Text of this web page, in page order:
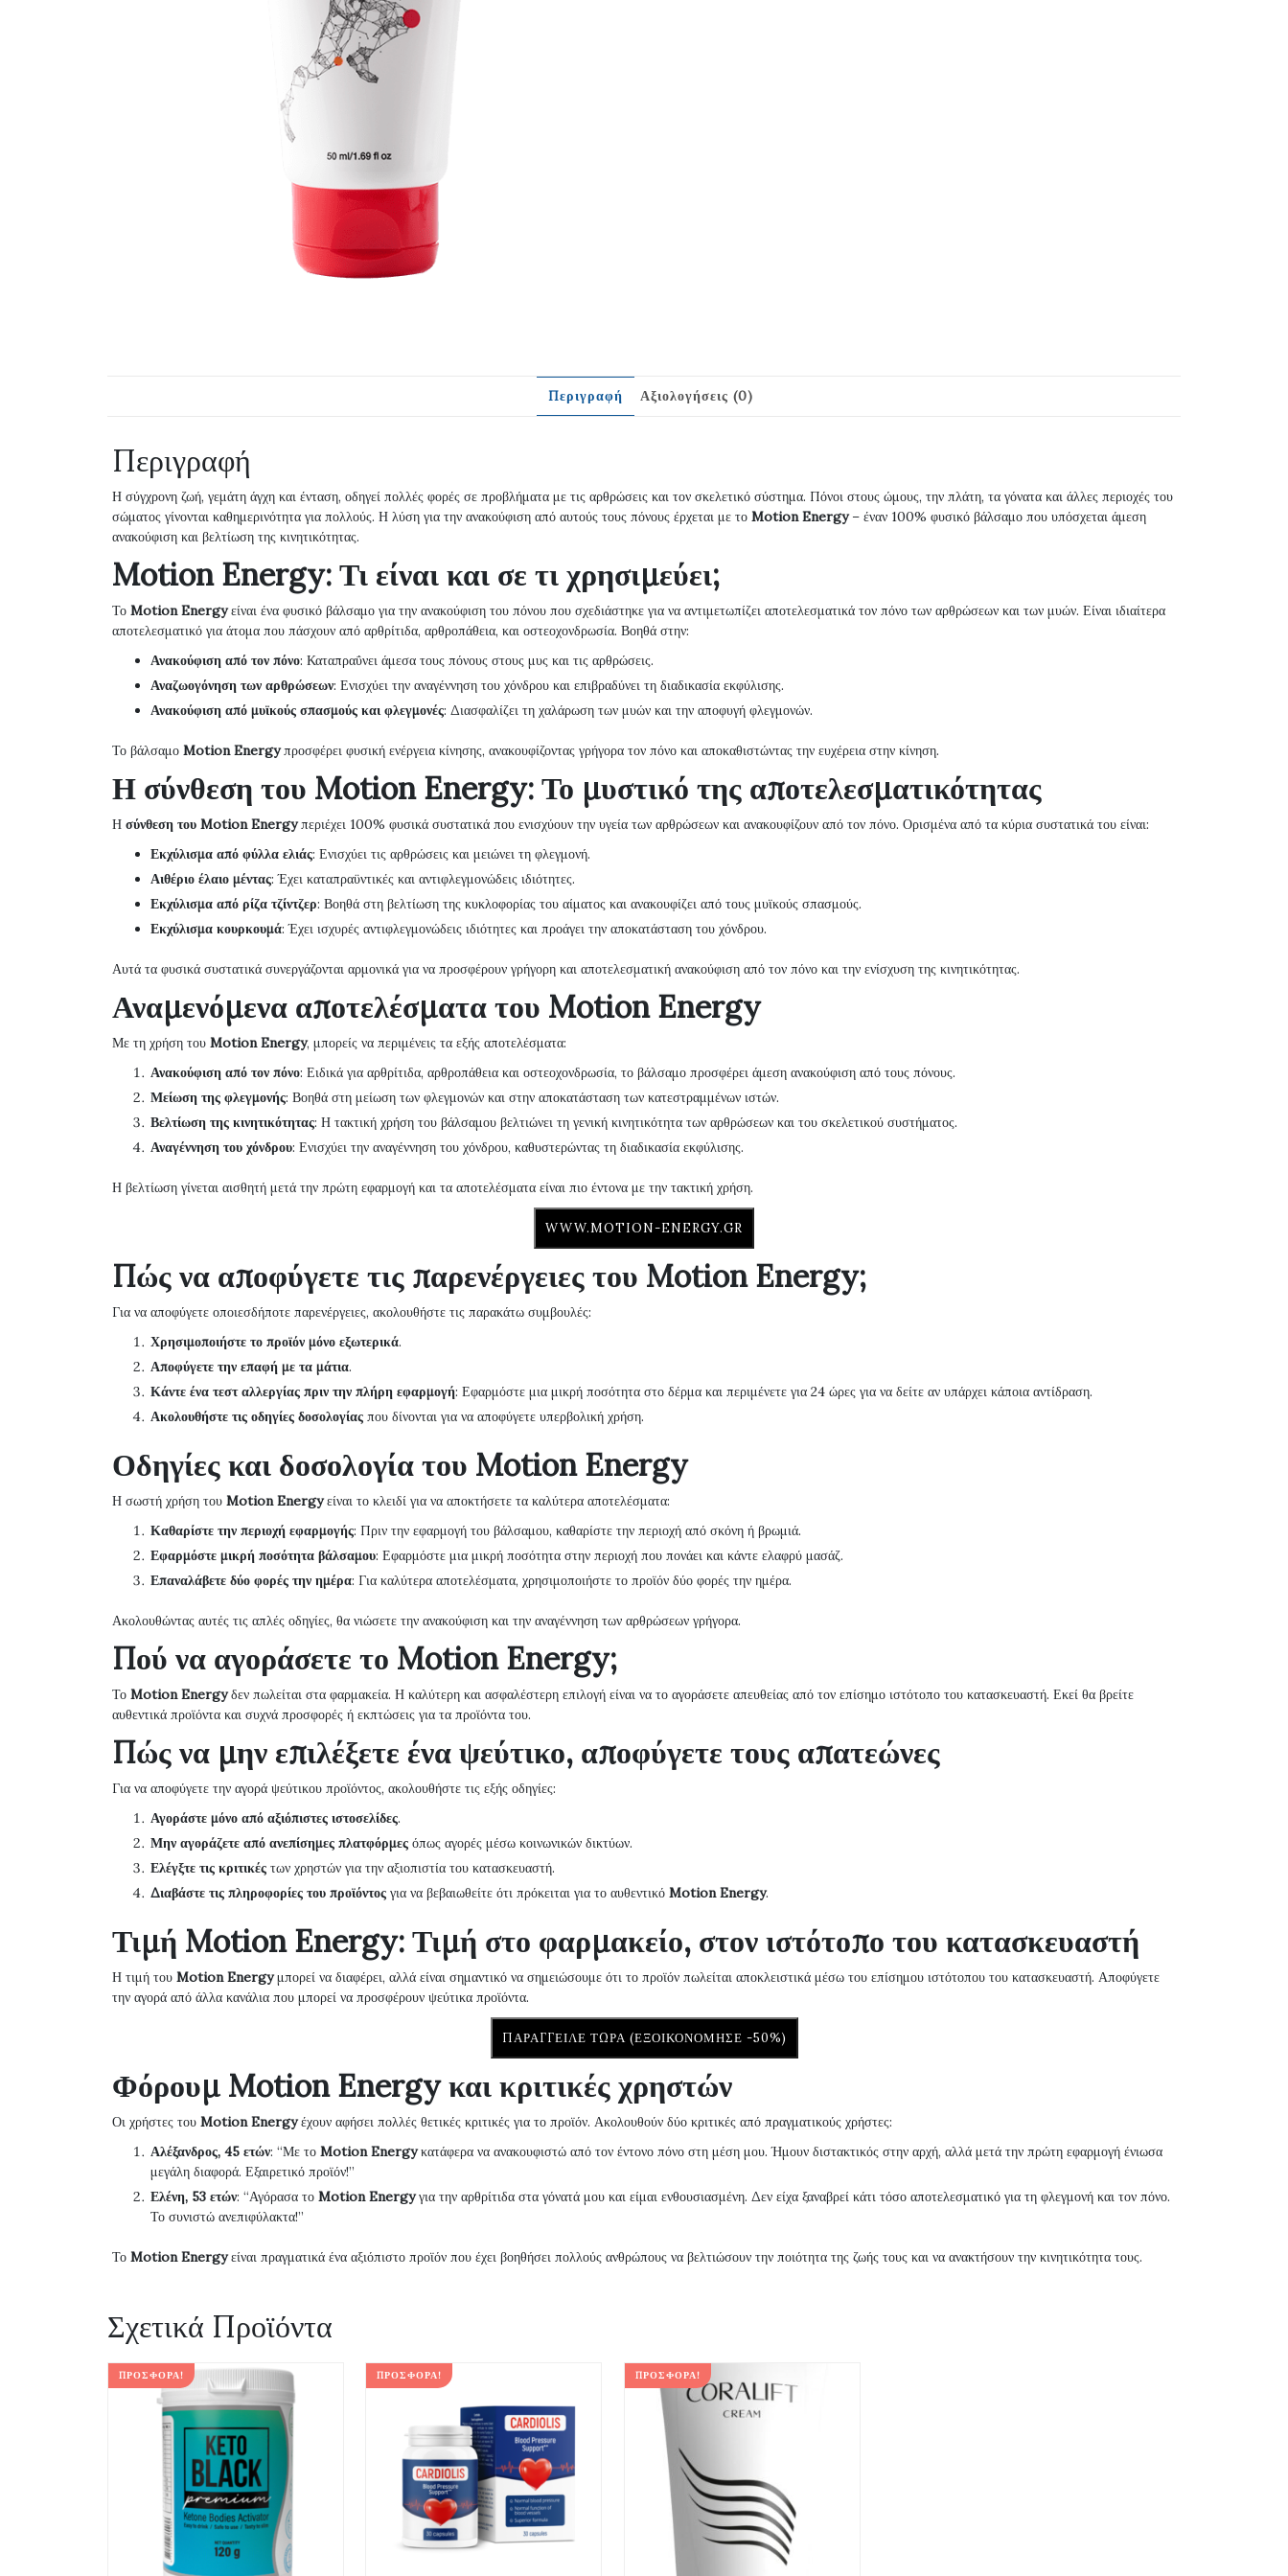
Περιγραφή Αξιολογήσεις (0)
Περιγραφή
Η σύγχρονη ζωή, γεμάτη άγχη και ένταση, οδηγεί πολλές φορές σε προβλήματα με τις αρθρώσεις και τον σκελετικό σύστημα. Πόνοι στους ώμους, την πλάτη, τα γόνατα και άλλες περιοχές του
σώματος γίνονται καθημερινότητα για πολλούς. Η λύση για την ανακούφιση από αυτούς τους πόνους έρχεται με το Motion Energy– έναν 100% φυσικό βάλσαμο που υπόσχεται άμεση
ανακούφιση και βελτίωση της κινητικότητας.
Motion Energy: Τι είναι και σε τι χρησιμεύει;
Το Motion Energyείναι ένα φυσικό βάλσαμο για την ανακούφιση του πόνου που σχεδιάστηκε για να αντιμετωπίζει αποτελεσματικά τον πόνο των αρθρώσεων και των μυών. Είναι ιδιαίτερα
αποτελεσματικό για άτομα που πάσχουν από αρθρίτιδα, αρθροπάθεια, και οστεοχονδρωσία. Βοηθά στην:
Ανακούφιση από τον πόνο: Καταπραΰνει άμεσα τους πόνους στους μυς και τις αρθρώσεις.
Αναζωογόνηση των αρθρώσεων: Ενισχύει την αναγέννηση του χόνδρου και επιβραδύνει τη διαδικασία εκφύλισης.
Ανακούφιση από μυϊκούς σπασμούς και φλεγμονές: Διασφαλίζει τη χαλάρωση των μυών και την αποφυγή φλεγμονών.
Το βάλσαμο Motion Energyπροσφέρει φυσική ενέργεια κίνησης, ανακουφίζοντας γρήγορα τον πόνο και αποκαθιστώντας την ευχέρεια στην κίνηση.
Η σύνθεση του Motion Energy: Το μυστικό της αποτελεσματικότητας
Η σύνθεση του Motion Energyπεριέχει 100% φυσικά συστατικά που ενισχύουν την υγεία των αρθρώσεων και ανακουφίζουν από τον πόνο. Ορισμένα από τα κύρια συστατικά του είναι:
Εκχύλισμα από φύλλα ελιάς: Ενισχύει τις αρθρώσεις και μειώνει τη φλεγμονή.
Αιθέριο έλαιο μέντας: Έχει καταπραϋντικές και αντιφλεγμονώδεις ιδιότητες.
Εκχύλισμα από ρίζα τζίντζερ: Βοηθά στη βελτίωση της κυκλοφορίας του αίματος και ανακουφίζει από τους μυϊκούς σπασμούς.
Εκχύλισμα κουρκουμά: Έχει ισχυρές αντιφλεγμονώδεις ιδιότητες και προάγει την αποκατάσταση του χόνδρου.
Αυτά τα φυσικά συστατικά συνεργάζονται αρμονικά για να προσφέρουν γρήγορη και αποτελεσματική ανακούφιση από τον πόνο και την ενίσχυση της κινητικότητας.
Αναμενόμενα αποτελέσματα του Motion Energy
Με τη χρήση του Motion Energy, μπορείς να περιμένεις τα εξής αποτελέσματα:
Ανακούφιση από τον πόνο: Ειδικά για αρθρίτιδα, αρθροπάθεια και οστεοχονδρωσία, το βάλσαμο προσφέρει άμεση ανακούφιση από τους πόνους.
Μείωση της φλεγμονής: Βοηθά στη μείωση των φλεγμονών και στην αποκατάσταση των κατεστραμμένων ιστών.
Βελτίωση της κινητικότητας: Η τακτική χρήση του βάλσαμου βελτιώνει τη γενική κινητικότητα των αρθρώσεων και του σκελετικού συστήματος.
Αναγέννηση του χόνδρου: Ενισχύει την αναγέννηση του χόνδρου, καθυστερώντας τη διαδικασία εκφύλισης.
Η βελτίωση γίνεται αισθητή μετά την πρώτη εφαρμογή και τα αποτελέσματα είναι πιο έντονα με την τακτική χρήση.
WWW.MOTION-ENERGY.GR
Πώς να αποφύγετε τις παρενέργειες του Motion Energy;
Για να αποφύγετε οποιεσδήποτε παρενέργειες, ακολουθήστε τις παρακάτω συμβουλές:
Χρησιμοποιήστε το προϊόν μόνο εξωτερικά.
Αποφύγετε την επαφή με τα μάτια.
Κάντε ένα τεστ αλλεργίας πριν την πλήρη εφαρμογή: Εφαρμόστε μια μικρή ποσότητα στο δέρμα και περιμένετε για 24 ώρες για να δείτε αν υπάρχει κάποια αντίδραση.
Ακολουθήστε τις οδηγίες δοσολογίας που δίνονται για να αποφύγετε υπερβολική χρήση.
Οδηγίες και δοσολογία του Motion Energy
Η σωστή χρήση του Motion Energyείναι το κλειδί για να αποκτήσετε τα καλύτερα αποτελέσματα:
Καθαρίστε την περιοχή εφαρμογής: Πριν την εφαρμογή του βάλσαμου, καθαρίστε την περιοχή από σκόνη ή βρωμιά.
Εφαρμόστε μικρή ποσότητα βάλσαμου: Εφαρμόστε μια μικρή ποσότητα στην περιοχή που πονάει και κάντε ελαφρύ μασάζ.
Επαναλάβετε δύο φορές την ημέρα: Για καλύτερα αποτελέσματα, χρησιμοποιήστε το προϊόν δύο φορές την ημέρα.
Ακολουθώντας αυτές τις απλές οδηγίες, θα νιώσετε την ανακούφιση και την αναγέννηση των αρθρώσεων γρήγορα.
Πού να αγοράσετε το Motion Energy;
Το Motion Energyδεν πωλείται στα φαρμακεία. Η καλύτερη και ασφαλέστερη επιλογή είναι να το αγοράσετε απευθείας από τον επίσημο ιστότοπο του κατασκευαστή. Εκεί θα βρείτε
αυθεντικά προϊόντα και συχνά προσφορές ή εκπτώσεις για τα προϊόντα του.
Πώς να μην επιλέξετε ένα ψεύτικο, αποφύγετε τους απατεώνες
Για να αποφύγετε την αγορά ψεύτικου προϊόντος, ακολουθήστε τις εξής οδηγίες:
Αγοράστε μόνο από αξιόπιστες ιστοσελίδες.
Μην αγοράζετε από ανεπίσημες πλατφόρμες όπως αγορές μέσω κοινωνικών δικτύων.
Ελέγξτε τις κριτικές των χρηστών για την αξιοπιστία του κατασκευαστή.
Διαβάστε τις πληροφορίες του προϊόντος για να βεβαιωθείτε ότι πρόκειται για το αυθεντικό Motion Energy.
Τιμή Motion Energy: Τιμή στο φαρμακείο, στον ιστότοπο του κατασκευαστή
Η τιμή του Motion Energyμπορεί να διαφέρει, αλλά είναι σημαντικό να σημειώσουμε ότι το προϊόν πωλείται αποκλειστικά μέσω του επίσημου ιστότοπου του κατασκευαστή. Αποφύγετε
την αγορά από άλλα κανάλια που μπορεί να προσφέρουν ψεύτικα προϊόντα.
ΠΑΡΆΓΓΕΙΛΕ ΤΏΡΑ (ΕΞΟΙΚΟΝΌΜΗΣΕ -50%)
Φόρουμ Motion Energy και κριτικές χρηστών
Οι χρήστες του Motion Energyέχουν αφήσει πολλές θετικές κριτικές για το προϊόν. Ακολουθούν δύο κριτικές από πραγματικούς χρήστες:
Αλέξανδρος, 45 ετών: “Με το Motion Energyκατάφερα να ανακουφιστώ από τον έντονο πόνο στη μέση μου. Ήμουν διστακτικός στην αρχή, αλλά μετά την πρώτη εφαρμογή ένιωσα
μεγάλη διαφορά. Εξαιρετικό προϊόν!”
Ελένη, 53 ετών: “Αγόρασα το Motion Energyγια την αρθρίτιδα στα γόνατά μου και είμαι ενθουσιασμένη. Δεν είχα ξαναβρεί κάτι τόσο αποτελεσματικό για τη φλεγμονή και τον πόνο.
Το συνιστώ ανεπιφύλακτα!”
Το Motion Energyείναι πραγματικά ένα αξιόπιστο προϊόν που έχει βοηθήσει πολλούς ανθρώπους να βελτιώσουν την ποιότητα της ζωής τους και να ανακτήσουν την κινητικότητα τους.
Σχετικά Προϊόντα
ΠΡΟΣΦΟΡΆ! ΠΡΟΣΦΟΡΆ! ΠΡΟΣΦΟΡΆ!